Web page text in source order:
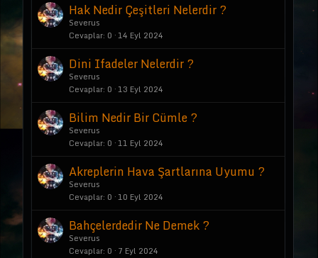
Hak Nedir Çeşitleri Nelerdir ?
Severus
Cevaplar 0 14 Eyl 2024
Dini Ifadeler Nelerdir ?
Severus
Cevaplar 0 13 Eyl 2024
Bilim Nedir Bir Cümle ?
Severus
Cevaplar 0 11 Eyl 2024
Akreplerin Hava Şartlarına Uyumu ?
Severus
Cevaplar 0 10 Eyl 2024
Bahçelerdedir Ne Demek ?
Severus
Cevaplar 0 7 Eyl 2024